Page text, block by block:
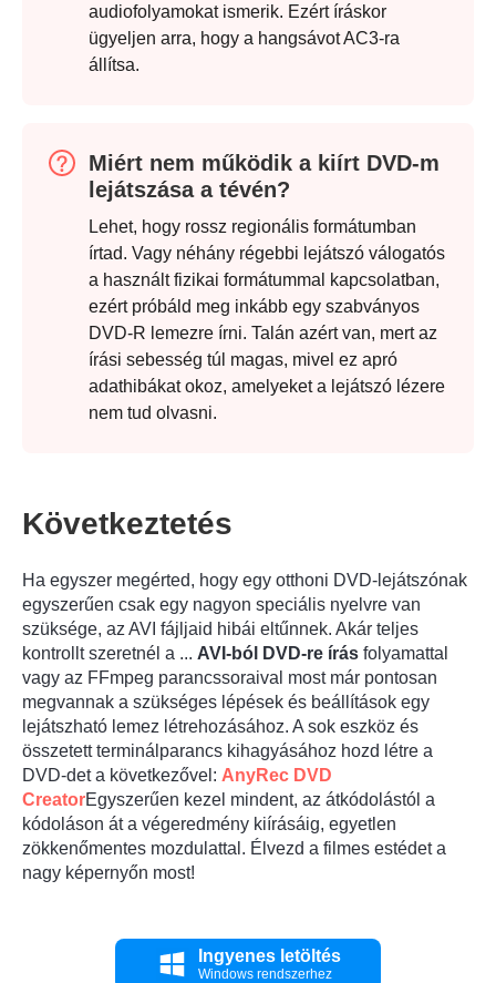
audiofolyamokat ismerik. Ezért íráskor
ügyeljen arra, hogy a hangsávot AC3-ra
állítsa.
Miért nem működik a kiírt DVD-m
lejátszása a tévén?
Lehet, hogy rossz regionális formátumban
írtad. Vagy néhány régebbi lejátszó válogatós
a használt fizikai formátummal kapcsolatban,
ezért próbáld meg inkább egy szabványos
DVD-R lemezre írni. Talán azért van, mert az
írási sebesség túl magas, mivel ez apró
adathibákat okoz, amelyeket a lejátszó lézere
nem tud olvasni.
Következtetés
Ha egyszer megérted, hogy egy otthoni DVD-lejátszónak
egyszerűen csak egy nagyon speciális nyelvre van
szüksége, az AVI fájljaid hibái eltűnnek. Akár teljes
kontrollt szeretnél a ... AVI-ból DVD-re írás folyamattal
vagy az FFmpeg parancssoraival most már pontosan
megvannak a szükséges lépések és beállítások egy
lejátszható lemez létrehozásához. A sok eszköz és
összetett terminálparancs kihagyásához hozd létre a
DVD-det a következővel: AnyRec DVD
CreatorEgyszerűen kezel mindent, az átkódolástól a
kódoláson át a végeredmény kiírásáig, egyetlen
zökkenőmentes mozdulattal. Élvezd a filmes estédet a
nagy képernyőn most!
Ingyenes letöltés
Windows rendszerhez